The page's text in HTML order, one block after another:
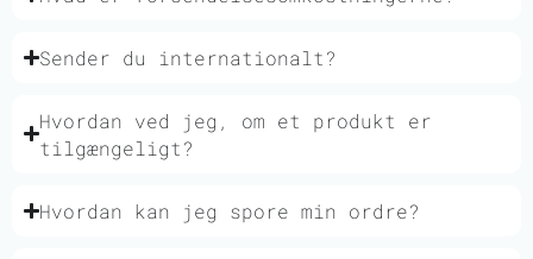
Sender du internationalt?
Hvordan ved jeg, om et produkt er
tilgængeligt?
Hvordan kan jeg spore min ordre?